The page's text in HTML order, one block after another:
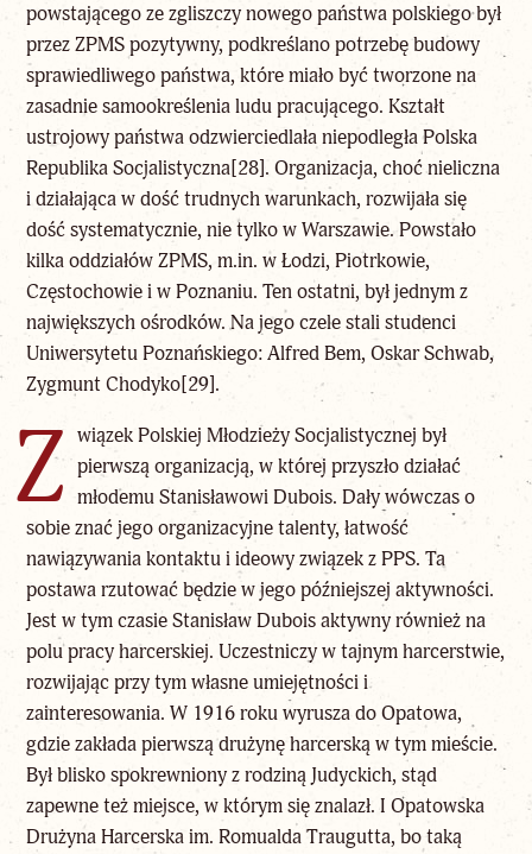
powstającego ze zgliszczy nowego państwa polskiego był
przez ZPMS pozytywny, podkreślano potrzebę budowy
sprawiedliwego państwa, które miało być tworzone na
zasadnie samookreślenia ludu pracującego. Kształt
ustrojowy państwa odzwierciedlała niepodległa Polska
Republika Socjalistyczna[28]. Organizacja, choć nieliczna
i działająca w dość trudnych warunkach, rozwijała się
dość systematycznie, nie tylko w Warszawie. Powstało
kilka oddziałów ZPMS, m.in. w Łodzi, Piotrkowie,
Częstochowie i w Poznaniu. Ten ostatni, był jednym z
największych ośrodków. Na jego czele stali studenci
Uniwersytetu Poznańskiego: Alfred Bem, Oskar Schwab,
Zygmunt Chodyko[29].
Z wiązek Polskiej Młodzieży Socjalistycznej był
pierwszą organizacją, w której przyszło działać
młodemu Stanisławowi Dubois. Dały wówczas o
sobie znać jego organizacyjne talenty, łatwość
nawiązywania kontaktu i ideowy związek z PPS. Ta
postawa rzutować będzie w jego późniejszej aktywności.
Jest w tym czasie Stanisław Dubois aktywny również na
polu pracy harcerskiej. Uczestniczy w tajnym harcerstwie,
rozwijając przy tym własne umiejętności i
zainteresowania. W 1916 roku wyrusza do Opatowa,
gdzie zakłada pierwszą drużynę harcerską w tym mieście.
Był blisko spokrewniony z rodziną Judyckich, stąd
zapewne też miejsce, w którym się znalazł. I Opatowska
Drużyna Harcerska im. Romualda Traugutta, bo taką